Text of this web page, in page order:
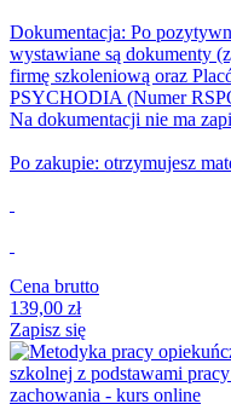
Dokumentacja: Po
wystawiane są dokumenty
firmę szkoleniową oraz
PSYCHODIA (Numer
Na dokumentacji nie ma
Po zakupie: otrzymujesz
Cena brutto
139,00 zł
Zapisz się